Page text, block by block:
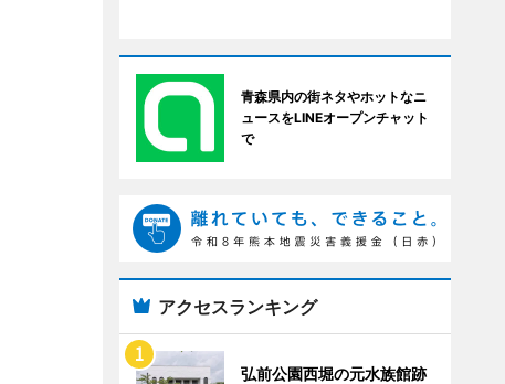
青森県内の街ネタやホットなニ
ュースをLINEオープンチャット
で
アクセスランキング
弘前公園西堀の元水族館跡